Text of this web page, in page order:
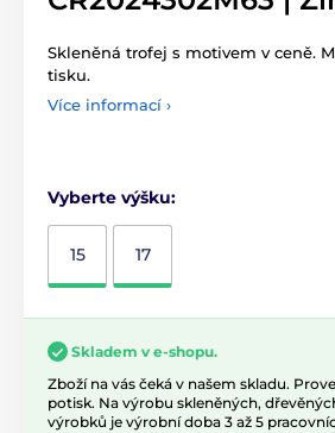
Skleněná trofej s motivem v ceně.
tisku.
Více informací ›
Vyberte výšku:
15 17
Skladem v e-shopu.
Zboží na vás čeká v našem skladu.
potisk. Na výrobu skleněných,
výrobků je výrobní doba 3 až 5